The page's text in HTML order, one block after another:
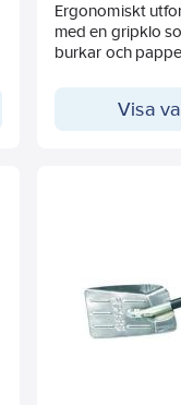
Ergonomiskt
med en gripklo
burkar och
Visa